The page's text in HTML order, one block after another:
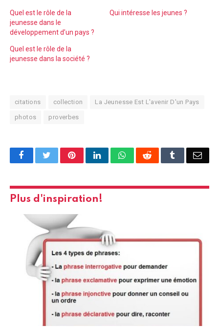
Quel est le rôle de la
jeunesse dans le
développement d’un pays ?
Qui intéresse les jeunes ?
Quel est le rôle de la
jeunesse dans la société ?
citations collection La Jeunesse Est L'avenir D'un Pays
photos proverbes
FacebookTwitterPinterestLinkedInWhatsAppReddit Tumblr
Plus d'inspiration!